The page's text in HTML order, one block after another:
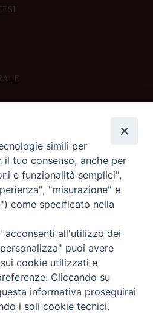
ORE
simili per
tuo consenso, anche per
e funzionalità semplici",
"misurazione" e
come specificato nella
acconsenti all'utilizzo dei
puoi avere
cookie utilizzati e
Cliccando su
informativa proseguirai
i soli cookie tecnici.